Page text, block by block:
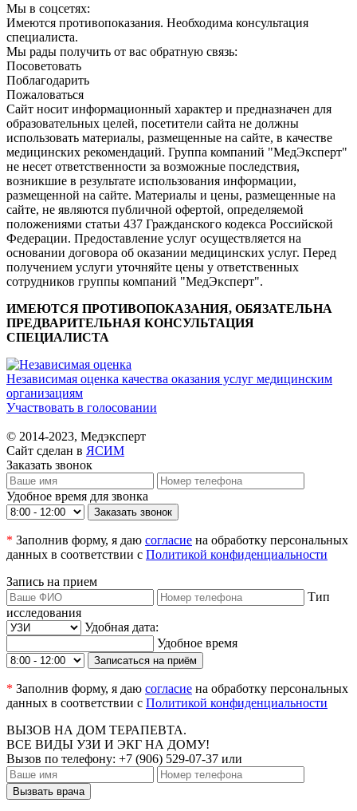
Мы в соцсетях:
Имеются противопоказания. Необходима консультация
специалиста.
Мы рады получить от вас обратную связь:
Посоветовать
Поблагодарить
Пожаловаться
Сайт носит информационный характер и предназначен для
образовательных целей, посетители сайта не должны
использовать материалы, размещенные на сайте, в качестве
медицинских рекомендаций. Группа компаний "МедЭксперт"
не несет ответственности за возможные последствия,
возникшие в результате использования информации,
размещенной на сайте. Материалы и цены, размещенные на
сайте, не являются публичной офертой, определяемой
положениями статьи 437 Гражданского кодекса Российской
Федерации. Предоставление услуг осуществляется на
основании договора об оказании медицинских услуг. Перед
получением услуги уточняйте цены у ответственных
сотрудников группы компаний "МедЭксперт".
ИМЕЮТСЯ ПРОТИВОПОКАЗАНИЯ, ОБЯЗАТЕЛЬНА
ПРЕДВАРИТЕЛЬНАЯ КОНСУЛЬТАЦИЯ
СПЕЦИАЛИСТА
Независимая оценка качества оказания услуг медицинским
организациям
Участвовать в голосовании
© 2014-2023, Медэксперт
Сайт сделан в ЯСИМ
Заказать звонок
Удобное время для звонка
Заказать звонок
* Заполнив форму, я даю согласие на обработку персональных
данных в соответствии с Политикой конфиденциальности
Запись на прием
Тип
исследования
Удобная дата:
Удобное время
Записаться на приём
* Заполнив форму, я даю согласие на обработку персональных
данных в соответствии с Политикой конфиденциальности
ВЫЗОВ НА ДОМ ТЕРАПЕВТА.
ВСЕ ВИДЫ УЗИ И ЭКГ НА ДОМУ!
Вызов по телефону: +7 (906) 529-07-37 или
Вызвать врача